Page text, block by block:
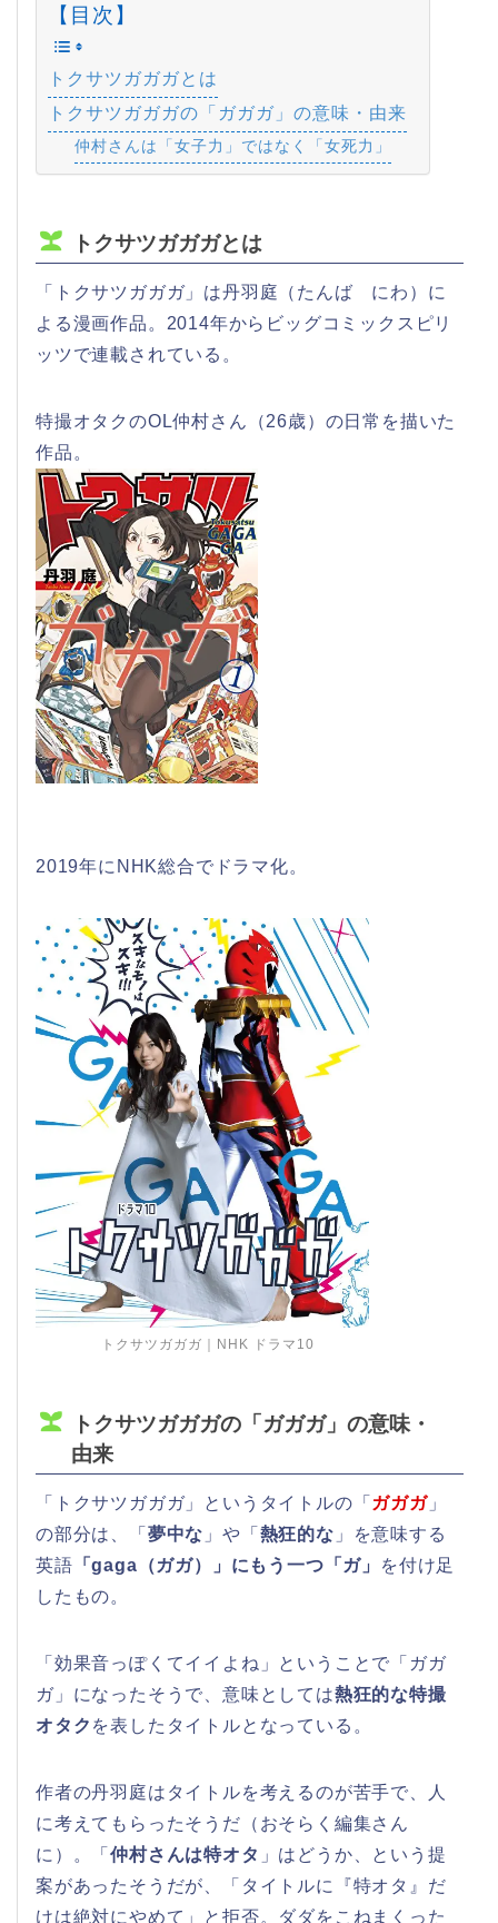
【目次】
トクサツガガガとは
トクサツガガガの「ガガガ」の意味・由来
仲村さんは「女子力」ではなく「女死力」
トクサツガガガとは
「トクサツガガガ」は丹羽庭（たんば にわ）に
よる漫画作品。2014年からビッグコミックスピリ
ッツで連載されている。
特撮オタクのOL仲村さん（26歳）の日常を描いた
作品。
2019年にNHK総合でドラマ化。
トクサツガガガ｜NHK ドラマ10
トクサツガガガの「ガガガ」の意味・
由来
「トクサツガガガ」というタイトルの「 ガガガ」
の部分は、「 夢中な 」や「 熱狂的な 」を意味する
英語 「gaga（ガガ）」にもう一つ「ガ」
を付け足
したもの。
「効果音っぽくてイイよね」ということで「ガガ
ガ」になったそうで、意味としては熱狂的な特撮
オタク を表したタイトルとなっている。
作者の丹羽庭はタイトルを考えるのが苦手で、人
に考えてもらったそうだ（おそらく編集さん
に）。「仲村さんは特オタ 」はどうか、という提
案があったそうだが、「タイトルに『特オタ』だ
けは絶対にやめて」と拒否。ダダをこねまくった